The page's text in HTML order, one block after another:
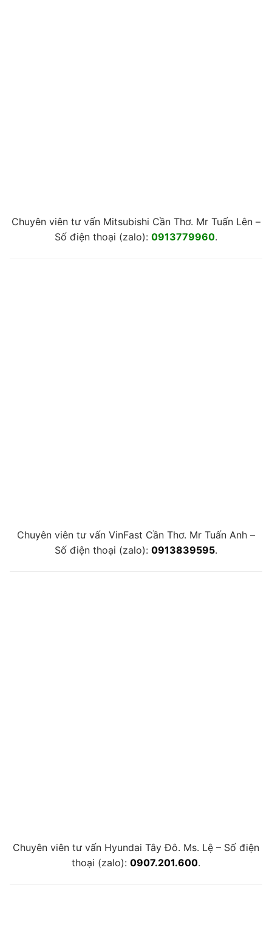
Chuyên viên tư vấn Mitsubishi Cần Thơ. Mr Tuấn Lên –
Số điện thoại (zalo): 0913779960.
Chuyên viên tư vấn VinFast Cần Thơ. Mr Tuấn Anh –
Số điện thoại (zalo): 0913839595.
Chuyên viên tư vấn Hyundai Tây Đô. Ms. Lệ – Số điện
thoại (zalo): 0907.201.600.